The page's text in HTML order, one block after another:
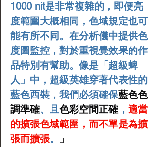
1000 nit是非常複雜的，即便亮
度範圍大概相同，色域規定也可
能有所不同。在分析儀中提供色
度圖監控，對於重視覺效果的作
品特別有幫助。像是「超級蜱
人」中，超級英雄穿著代表性的
藍色西裝，我們必須確保藍色色
調準確、且色彩空間正確 ， 適當
的擴張色域範圍，而不單是為擴
張而擴張。 」